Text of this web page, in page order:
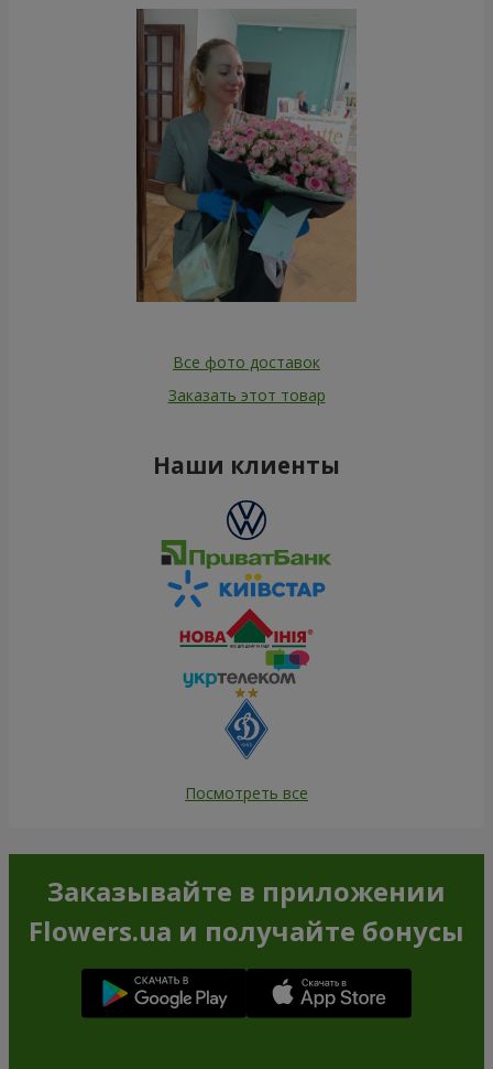
Все фото доставок
Заказать этот товар
Наши клиенты
Посмотреть все
Заказывайте в приложении
Flowers.ua и получайте бонусы